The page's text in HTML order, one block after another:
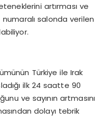
artırması ve
numaralı salonda verilen
Türkiye ile Irak
ilk 24 saatte 90
ve sayının artmasını
dolayı tebrik